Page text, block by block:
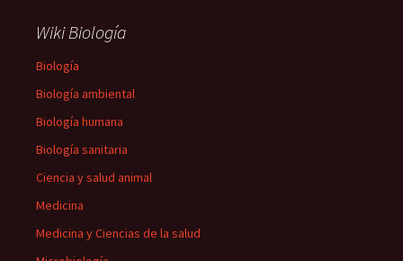
Wiki Biología
Biología
Biología ambiental
Biología humana
Biología sanitaria
Ciencia y salud animal
Medicina
Medicina y Ciencias de la salud